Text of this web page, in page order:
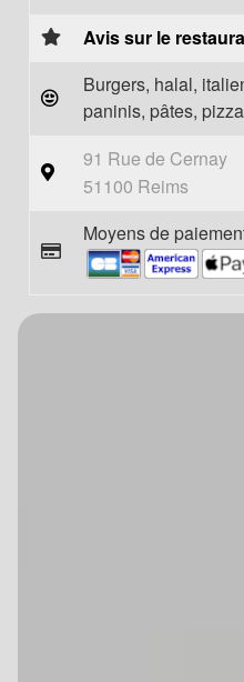
Avis sur le
Burgers, halal,
paninis, pâtes,
91 Rue de Cernay
51100 Reims
Moyens de